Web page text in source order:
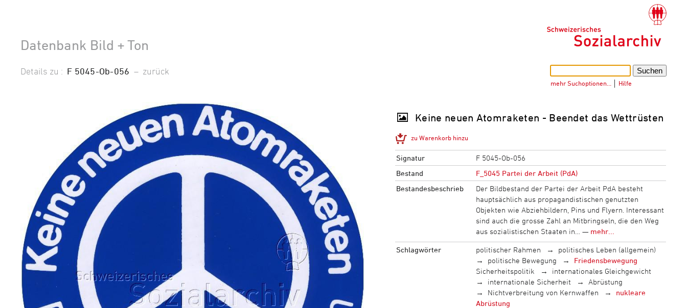
Datenbank Bild + Ton
mehr Suchoptionen… Hilfe
Details zu : F 5045-Ob-056 – zurück
Keine neuen Atomraketen - Beendet das Wettrüsten
zu Warenkorb hinzu
Signatur
F 5045-Ob-056
Bestand
F_5045 Partei der Arbeit (PdA)
Bestandesbeschrieb
Der Bildbestand der Partei der Arbeit PdA besteht
hauptsächlich aus propagandistischen genutzten
Objekten wie Abziehbildern, Pins und Flyern. Interessant
sind auch die grosse Zahl an Mitbringseln, die den Weg
aus sozialistischen Staaten in… — mehr...
Schlagwörter politischer Rahmen
politisches Leben (allgemein)
politische Bewegung
Friedensbewegung
Sicherheitspolitik
internationales Gleichgewicht
internationale Sicherheit
Abrüstung
Nichtverbreitung von Kernwaffen
nukleare
Abrüstung